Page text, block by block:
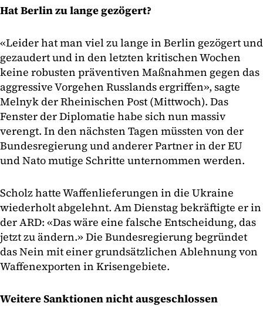
Hat Berlin zu lange gezögert?
«Leider hat man viel zu lange in Berlin gezögert und
gezaudert und in den letzten kritischen Wochen
keine robusten präventiven Maßnahmen gegen das
aggressive Vorgehen Russlands ergriffen», sagte
Melnyk der Rheinischen Post (Mittwoch). Das
Fenster der Diplomatie habe sich nun massiv
verengt. In den nächsten Tagen müssten von der
Bundesregierung und anderer Partner in der EU
und Nato mutige Schritte unternommen werden.
Scholz hatte Waffenlieferungen in die Ukraine
wiederholt abgelehnt. Am Dienstag bekräftigte er in
der ARD: «Das wäre eine falsche Entscheidung, das
jetzt zu ändern.» Die Bundesregierung begründet
das Nein mit einer grundsätzlichen Ablehnung von
Waffenexporten in Krisengebiete.
Weitere Sanktionen nicht ausgeschlossen